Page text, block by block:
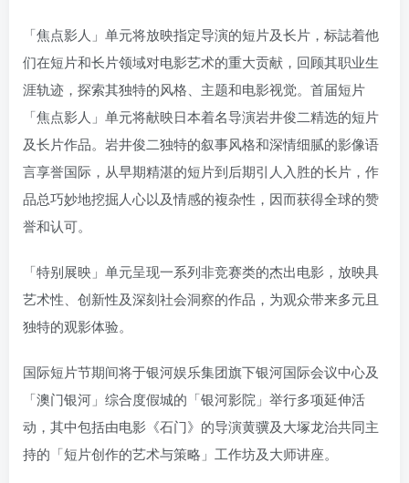
「焦点影人」单元将放映指定导演的短片及长片，标誌着他
们在短片和长片领域对电影艺术的重大贡献，回顾其职业生
涯轨迹，探索其独特的风格、主题和电影视觉。首届短片
「焦点影人」单元将献映日本着名导演岩井俊二精选的短片
及长片作品。岩井俊二独特的叙事风格和深情细腻的影像语
言享誉国际，从早期精湛的短片到后期引人入胜的长片，作
品总巧妙地挖掘人心以及情感的複杂性，因而获得全球的赞
誉和认可。
「特别展映」单元呈现一系列非竞赛类的杰出电影，放映具
艺术性、创新性及深刻社会洞察的作品，为观众带来多元且
独特的观影体验。
国际短片节期间将于银河娱乐集团旗下银河国际会议中心及
「澳门银河」综合度假城的「银河影院」举行多项延伸活
动，其中包括由电影《石门》的导演黄骥及大塚龙治共同主
持的「短片创作的艺术与策略」工作坊及大师讲座。